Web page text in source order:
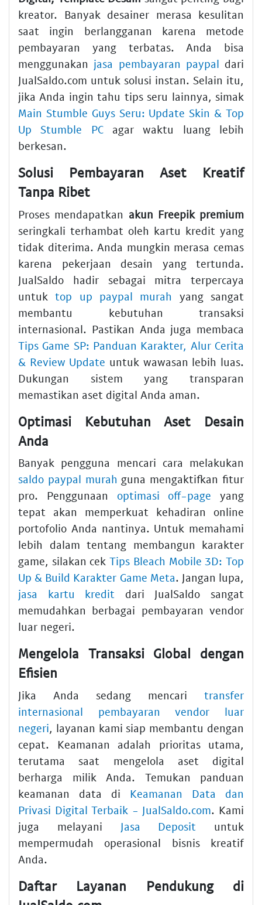
kreator. Banyak desainer merasa kesulitan
saat ingin berlangganan karena metode
pembayaran yang terbatas. Anda bisa
menggunakan jasa pembayaran paypal dari
JualSaldo.com untuk solusi instan. Selain itu,
jika Anda ingin tahu tips seru lainnya, simak
Main Stumble Guys Seru: Update Skin & Top
Up Stumble PCagar waktu luang lebih
berkesan.
Solusi Pembayaran Aset Kreatif
Tanpa Ribet
Proses mendapatkan akun Freepik premium
seringkali terhambat oleh kartu kredit yang
tidak diterima. Anda mungkin merasa cemas
karena pekerjaan desain yang tertunda.
JualSaldo hadir sebagai mitra terpercaya
untuktop up paypal murah
yang sangat
membantu kebutuhan transaksi
internasional. Pastikan Anda juga membaca
Tips Game SP: Panduan Karakter, Alur Cerita
& Review Update untuk wawasan lebih luas.
Dukungan sistem yang transparan
memastikan aset digital Anda aman.
Optimasi Kebutuhan Aset Desain
Anda
Banyak pengguna mencari cara melakukan
saldo paypal murah guna mengaktifkan fitur
pro. Penggunaan optimasi off-page yang
tepat akan memperkuat kehadiran online
portofolio Anda nantinya. Untuk memahami
lebih dalam tentang membangun karakter
game, silakan cekTips Bleach Mobile 3D: Top
Up & Build Karakter Game Meta. Jangan lupa,
jasa kartu kredit dari JualSaldo sangat
memudahkan berbagai pembayaran vendor
luar negeri.
Mengelola Transaksi Global dengan
Efisien
Jika Anda sedang mencari transfer
internasional pembayaran vendor luar
negeri, layanan kami siap membantu dengan
cepat. Keamanan adalah prioritas utama,
terutama saat mengelola aset digital
berharga milik Anda. Temukan panduan
keamanan data di Keamanan Data dan
Privasi Digital Terbaik - JualSaldo.com. Kami
juga melayani Jasa Deposit untuk
mempermudah operasional bisnis kreatif
Anda.
Daftar Layanan Pendukung di